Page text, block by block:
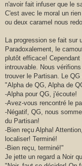
n'avoir fait infuser que le
C'est avec le moral un
ou deux caramel nous
La progression se fait sur
Paradoxalement, le
plutôt efficace!
introuvable. Nous
trouver le Partisan. Le
"Alpha de QG, Alpha de
-Alpha pour QG, j'écoute!
-Avez-vous rencontré le
-Négatif, QG, nous
du Partisan!
-Bien reçu Alpha!
localiser! Terminé!
-Bien reçu, terminé!"
Je jette un regard a Noir